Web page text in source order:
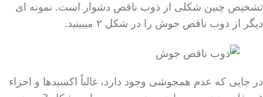
تشخیص چنین شکلی از ذوب ناقص دشوار است. نمونه ای
دیگر از ذوب ناقص جوش را در شکل ۲ میبینید.
در جایی که عدم همجوشی وجود دارد، غالباً اکسیدها و اجزاء